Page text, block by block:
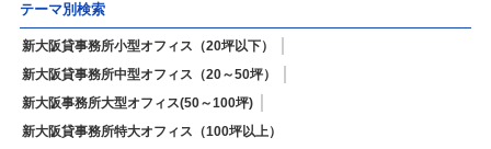
テーマ別検索
新大阪貸事務所小型オフィス（20坪以下）
新大阪貸事務所中型オフィス（20～50坪）
新大阪事務所大型オフィス(50～100坪)
新大阪貸事務所特大オフィス（100坪以上）